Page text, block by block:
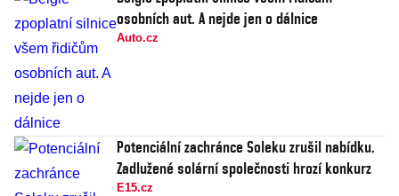
osobních aut. A nejde jen o dálnice
Auto.cz
Potenciální zachránce Soleku zrušil nabídku.
Zadlužené solární společnosti hrozí konkurz
E15.cz